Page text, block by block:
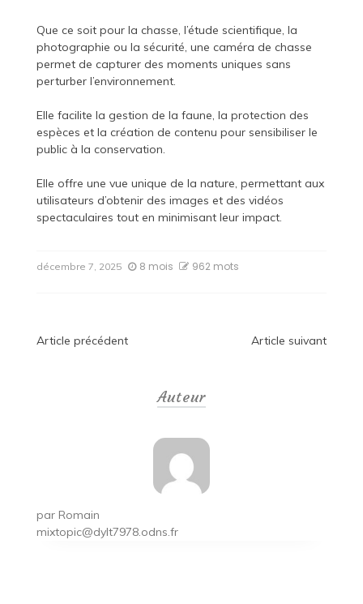
Que ce soit pour la chasse, l’étude scientifique, la
photographie ou la sécurité, une caméra de chasse
permet de capturer des moments uniques sans
perturber l’environnement.
Elle facilite la gestion de la faune, la protection des
espèces et la création de contenu pour sensibiliser le
public à la conservation.
Elle offre une vue unique de la nature, permettant aux
utilisateurs d’obtenir des images et des vidéos
spectaculaires tout en minimisant leur impact.
décembre 7, 2025 8 mois 962 mots
Navigation
Article précédent Article suivant
Auteur
par Romain
mixtopic@dylt7978.odns.fr